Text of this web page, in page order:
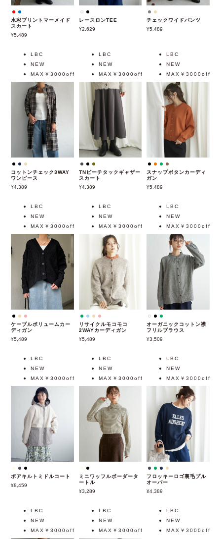
水彩プリントマーメイド
スカート
5,489
レースロンTEE
2,629
チェックワイドパンツ
5,489
LBC
NEW
MAX￥3000off
コットンチェック3WAY
ワンピース
4,389
LBC
NEW
MAX￥3000off
TNピーチタックギャザー
スカート
4,389
LBC
NEW
MAX￥3000off
スナップボタンカーディ
ガン
5,489
LBC
NEW
MAX￥3000off
ケーブルボリュームカー
ディガン
5,489
LBC
NEW
MAX￥3000off
リサイクルモコモコ
2WAYカーディガン
5,489
LBC
NEW
MAX￥3000off
オーガニックコットン襟
フリルブラウス
3,509
LBC
NEW
MAX￥3000off
ボアキルトミドルコート
8,459
LBC
NEW
MAX￥3000off
ミニワッフルボーダータ
ートル
3,289
LBC
NEW
MAX￥3000off
フロッキーロゴ裏毛プル
オーバー
4,389
LBC
NEW
MAX￥3000off
LBC
NEW
MAX￥3000off
LBC
NEW
MAX￥3000off